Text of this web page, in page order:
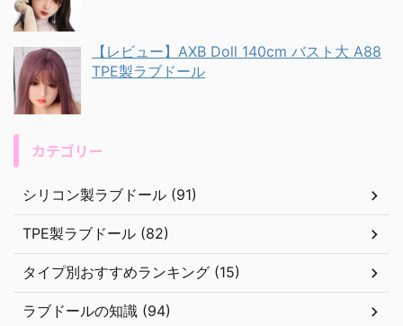
【レビュー】AXB Doll 140cm バスト大 A88
TPE製ラブドール
カテゴリー
シリコン製ラブドール (91)
TPE製ラブドール (82)
タイプ別おすすめランキング (15)
ラブドールの知識 (94)